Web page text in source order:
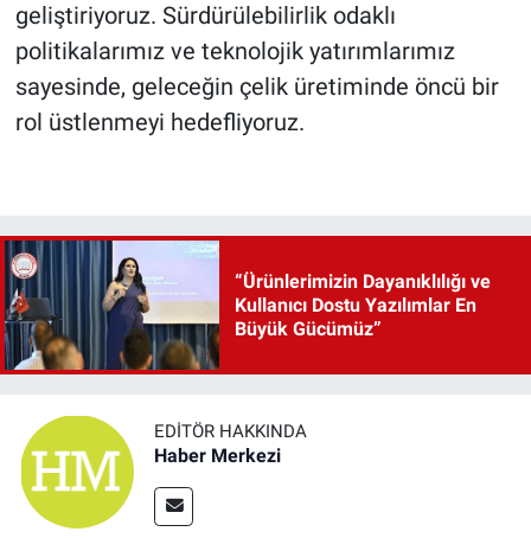
geliştiriyoruz. Sürdürülebilirlik odaklı
politikalarımız ve teknolojik yatırımlarımız
sayesinde, geleceğin çelik üretiminde öncü bir
rol üstlenmeyi hedefliyoruz.
“Ürünlerimizin Dayanıklılığı ve
Kullanıcı Dostu Yazılımlar En
Büyük Gücümüz”
EDITÖR HAKKINDA
Haber Merkezi